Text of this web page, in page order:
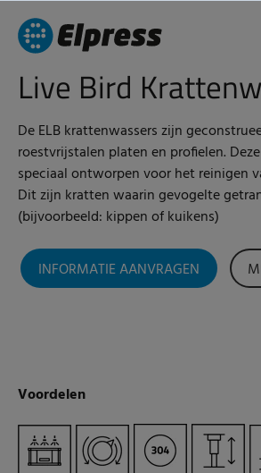
Live Bird
De ELB krattenwassers zijn
roestvrijstalen platen en profielen.
speciaal ontworpen voor het reinigen
Dit zijn kratten waarin gevogelte
(bijvoorbeeld: kippen of kuikens)
INFORMATIE AANVRAGEN
Voordelen